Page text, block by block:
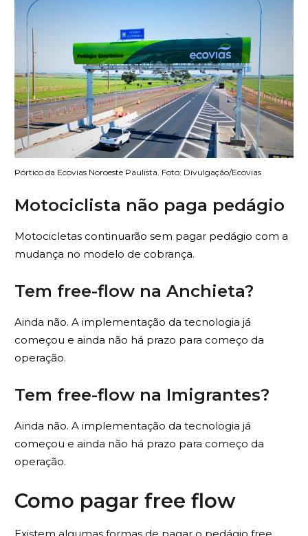
Pórtico da Ecovias Noroeste Paulista. Foto: Divulgação/Ecovias
Motociclista não paga pedágio
Motocicletas continuarão sem pagar pedágio com a
mudança no modelo de cobrança.
Tem free-flow na Anchieta?
Ainda não. A implementação da tecnologia já
começou e ainda não há prazo para começo da
operação.
Tem free-flow na Imigrantes?
Ainda não. A implementação da tecnologia já
começou e ainda não há prazo para começo da
operação.
Como pagar free flow